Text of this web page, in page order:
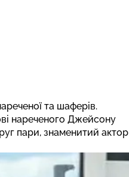
та шаферів.
нареченого Джейсону
пари, знаменитий актор